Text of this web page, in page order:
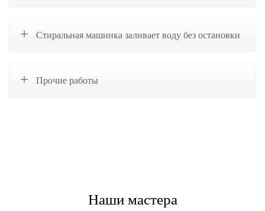
Стиральная машинка заливает воду без остановки
Прочие работы
Наши мастера